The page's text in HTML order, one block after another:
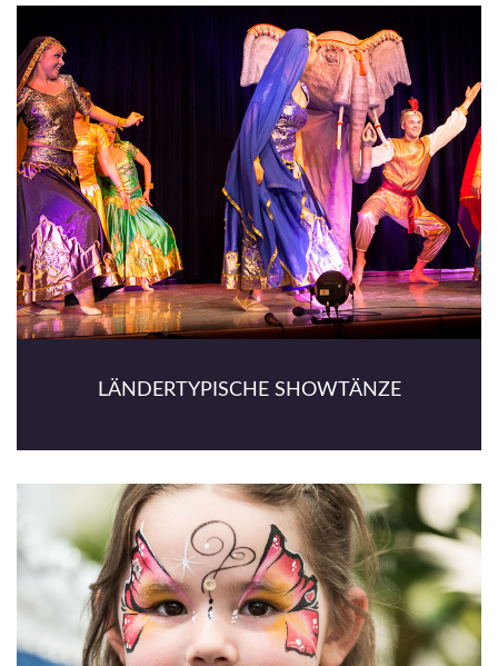
LÄNDERTYPISCHE SHOWTÄNZE